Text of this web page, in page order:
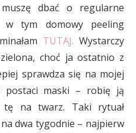
dbać o regularne
w tym domowy peeling
TUTAJ. Wystarczy
choć ja ostatnio z
sprawdza się na mojej
postaci maski – robię ją
tę na twarz. Taki rytuał
dwa tygodnie – najpierw